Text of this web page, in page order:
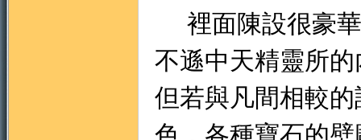
裡面陳設很豪華
不遜中天精靈所
但若與凡間相較